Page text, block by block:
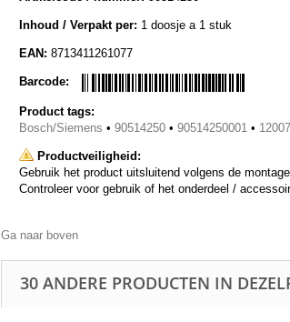
Inhoud / Verpakt per: 1 doosje a 1 stuk
EAN: 8713411261077
Barcode:
Product tags:
Bosch/Siemens • 90514250 • 90514250001 •
Productveiligheid:
Gebruik het product uitsluitend volgens de
Controleer voor gebruik of het onderdeel /
Ga naar boven
30 ANDERE PRODUCTEN IN